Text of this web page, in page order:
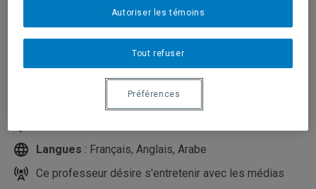
Département d'études urbaines et touristiques
khomsi.mohamed_reda@uqam.ca
: (514) 987-3000 poste 1269
Langues : Français, Anglais, Arabe
Ce professeur désire s'entretenir avec les médias
Tout refuser
Autoriser les témoins
Préférences